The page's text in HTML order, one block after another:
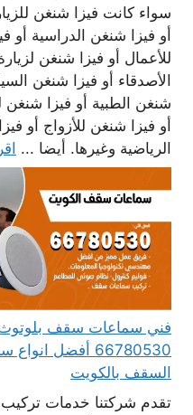
سواء كانت فيزا شنغن
أو فيزا شنغن الدراسية أو
للأعمال أو فيزا شنغن لزيارة
الأصدقاء أو فيزا شنغن
شنغن الطبية أو فيزا شنغن
أو فيزا شنغن للأزواج أو
الرياضية وغيرها. أيضا ...
فني سماعات سقف
66780530 أفضل
السقف بالكويت
تقدم شركتنا خدمات